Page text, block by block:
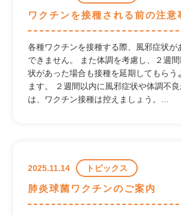
ワクチンを接種される前の注意
各種ワクチンを接種する際、風邪症状が
できません。 また体調を考慮し、２週
状があった場合も接種を延期してもらう
ます。 ２週間以内に風邪症状や体調不
は、ワクチン接種は控えましょう。…
2025.11.14 トピックス
肺炎球菌ワクチンのご案内